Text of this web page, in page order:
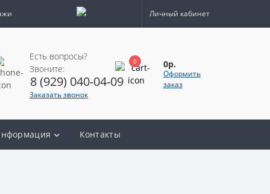
Личный кабинет
Есть вопросы?
Звоните:
8 (929) 040-04-09
Заказать звонок
0 0р.
Оформить
заказ
Контакты